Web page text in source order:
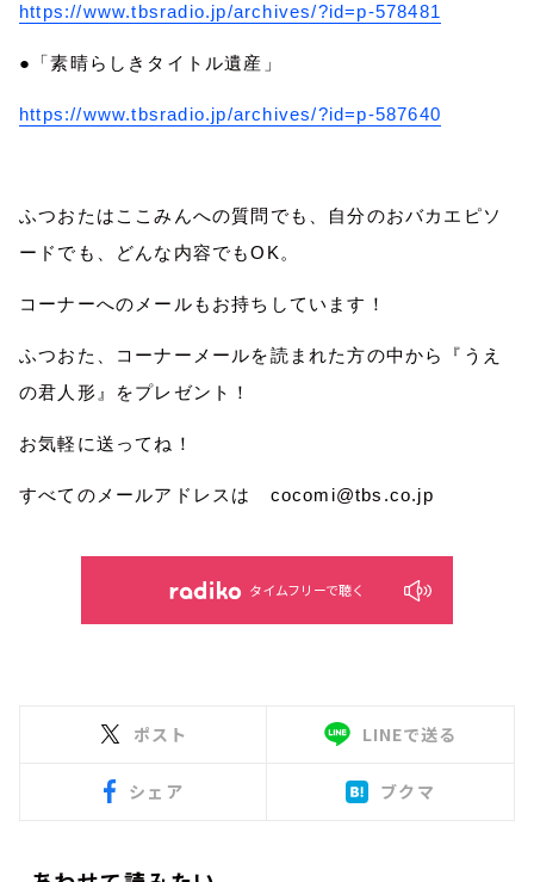
https://www.tbsradio.jp/archives/?id=p-578481
●「素晴らしきタイトル遺産」
https://www.tbsradio.jp/archives/?id=p-587640
ふつおたはここみんへの質問でも、自分のおバカエピソ
ードでも、どんな内容でもOK。
コーナーへのメールもお持ちしています！
ふつおた、コーナーメールを読まれた方の中から『うえ
の君人形』をプレゼント！
お気軽に送ってね！
すべてのメールアドレスは cocomi@tbs.co.jp
タイムフリーで聴く
ポスト LINEで送る
シェア ブクマ